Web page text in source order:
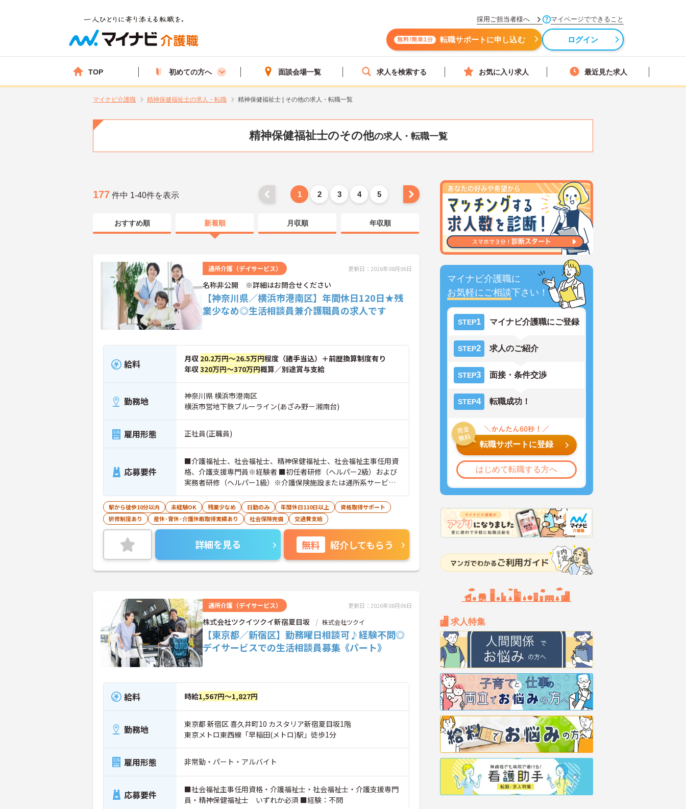
採用ご担当者様へ マイページでできること
無料!簡単1分 転職サポートに申し込む ログイン
TOP 初めての方へ 面談会場一覧 求人を検索する お気に入り求人 最近見た求人
マイナビ介護職 精神保健福祉士の求人・転職 精神保健福祉士 | その他の求人・転職一覧
精神保健福祉士のその他の求人・転職一覧
マイナビ介護職に
お気軽にご相談下さい！
STEP1 マイナビ介護職にご登録
STEP2 求人のご紹介
STEP3 面接・条件交渉
STEP4 転職成功！
転職サポートに登録
はじめて転職する方へ
求人特集
177 件中 1-40件を表示 1 2 3 4 5
おすすめ順 新着順 月収順 年収順
通所介護（デイサービス） 更新日：2026年08月06日
名称非公開 ※詳細はお問合せください
【神奈川県／横浜市港南区】年間休日120日★残
業少なめ◎生活相談員兼介護職員の求人です
給料 月収 20.2万円～26.5万円程度（諸手当込）＋前歴換算制度有り
年収320万円～370万円概算／別途賞与支給
勤務地
神奈川県 横浜市港南区
横浜市営地下鉄ブルーライン(あざみ野－湘南台)
雇用形態 正社員(正職員)
応募要件
■介護福祉士、社会福祉士、精神保健福祉士、社会福祉主事任用資
格、介護支援専門員※経験者 ■初任者研修（ヘルパー2級）および
実務者研修（ヘルパー1級）※介護保険施設または通所系サービス
事業所において常勤で2年以上（勤務日数360日以上）
駅から徒歩10分以内 未経験OK 残業少なめ 日勤のみ 年間休日110日以上
資格取得サポート
研修制度あり
産休･育休･介護休暇取得実績あり 社会保険完備 交通費支給
詳細を見る 無料 紹介してもらう
通所介護（デイサービス） 更新日：2026年08月06日
株式会社ツクイツクイ新宿夏目坂 株式会社ツクイ
【東京都／新宿区】勤務曜日相談可♪経験不問◎
デイサービスでの生活相談員募集《パート》
給料 時給1,567円～1,827円
勤務地
東京都 新宿区 喜久井町10 カスタリア新宿夏目坂1階
東京メトロ東西線「早稲田(メトロ)駅」徒歩1分
雇用形態 非常勤・パート・アルバイト
応募要件
■社会福祉主事任用資格・介護福祉士・社会福祉士・介護支援専門
員・精神保健福祉士 いずれか必須 ■経験：不問